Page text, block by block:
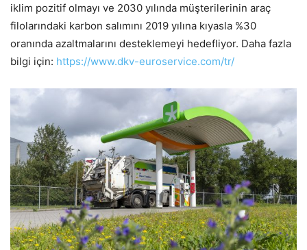
iklim pozitif olmayı ve 2030 yılında müşterilerinin araç
filolarındaki karbon salımını 2019 yılına kıyasla %30
oranında azaltmalarını desteklemeyi hedefliyor. Daha fazla
bilgi için: https://www.dkv-euroservice.com/tr/